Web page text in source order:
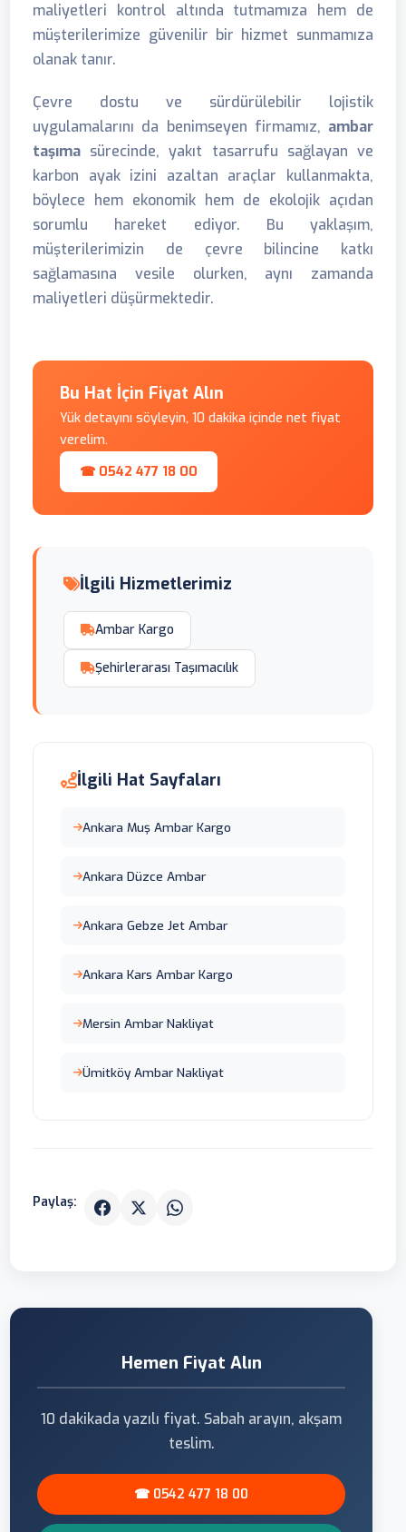
maliyetleri kontrol altında tutmamıza hem de
müşterilerimize güvenilir bir hizmet sunmamıza
olanak tanır.
Çevre dostu ve sürdürülebilir lojistik
uygulamalarını da benimseyen firmamız, ambar
taşıma sürecinde, yakıt tasarrufu sağlayan ve
karbon ayak izini azaltan araçlar kullanmakta,
böylece hem ekonomik hem de ekolojik açıdan
sorumlu hareket ediyor. Bu yaklaşım,
müşterilerimizin de çevre bilincine katkı
sağlamasına vesile olurken, aynı zamanda
maliyetleri düşürmektedir.
Bu Hat İçin Fiyat Alın
Yük detayını söyleyin, 10 dakika içinde net fiyat
verelim.
☎ 0542 477 18 00
İlgili Hizmetlerimiz
Ambar Kargo
Şehirlerarası Taşımacılık
İlgili Hat Sayfaları
Ankara Muş Ambar Kargo
Ankara Düzce Ambar
Ankara Gebze Jet Ambar
Ankara Kars Ambar Kargo
Mersin Ambar Nakliyat
Ümitköy Ambar Nakliyat
Paylaş:
Hemen Fiyat Alın
10 dakikada yazılı fiyat. Sabah arayın, akşam
teslim.
☎ 0542 477 18 00